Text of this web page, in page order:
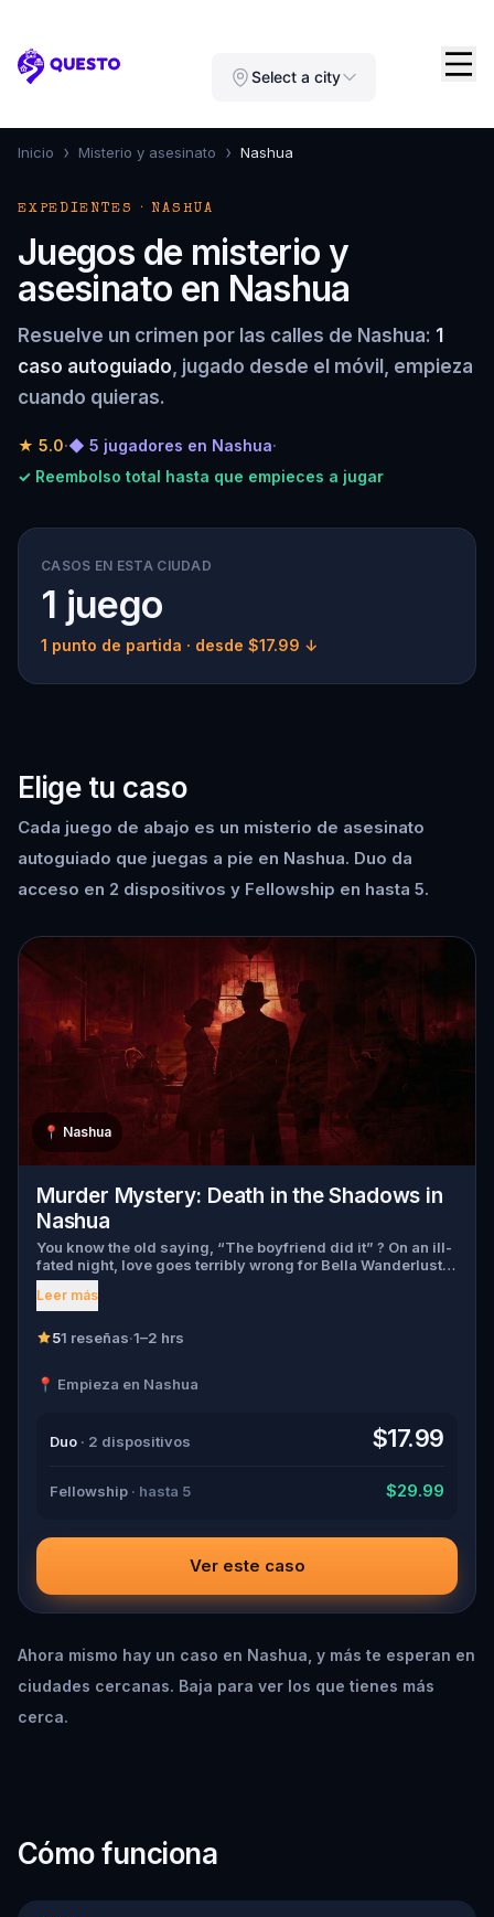
Questo Select a city
Inicio › Misterio y asesinato › Nashua
EXPEDIENTES · NASHUA
Juegos de misterio y
asesinato en Nashua
Resuelve un crimen por las calles de Nashua: 1
caso autoguiado, jugado desde el móvil, empieza
cuando quieras.
★ 5.0·◆ 5 jugadores en Nashua·
✓ Reembolso total hasta que empieces a jugar
CASOS EN ESTA CIUDAD
1 juego
1 punto de partida · desde $17.99 ↓
Elige tu caso
Cada juego de abajo es un misterio de asesinato
autoguiado que juegas a pie en Nashua. Duo da
acceso en 2 dispositivos y Fellowship en hasta 5.
📍 Nashua
Murder Mystery: Death in the Shadows in
Nashua
You know the old saying, “The boyfriend did it” ? On an ill-
fated night, love goes terribly wrong for Bella Wanderlust
and Walter Bridges . Bella, a famous travel blogger, was
found dead during a ghost tour led by the theatrical Percy
Walter, the obsessed boyfriend? Percy, the ghost tour
suspects, and expose the real murderer before they strike
Leer más
51 reseñas·1–2 hrs
📍 Empieza en Nashua
Duo · 2 dispositivos $17.99
Fellowship · hasta 5 $29.99
Ver este caso
Ahora mismo hay un caso en Nashua, y más te esperan en
ciudades cercanas. Baja para ver los que tienes más
cerca.
Cómo funciona